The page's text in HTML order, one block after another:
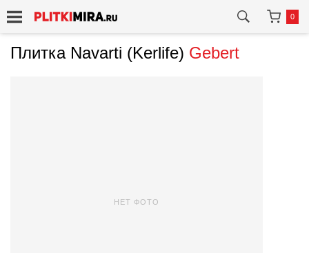
0
Плитка Navarti (Kerlife) Gebert
НЕТ ФОТО